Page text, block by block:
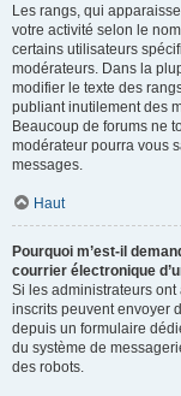
Les rangs, qui
votre activité selon le
certains utilisateurs
modérateurs. Dans la
modifier le texte des
publiant inutilement des
Beaucoup de forums ne
modérateur pourra vous
messages.
Haut
Pourquoi m’est-il
courrier électronique
Si les administrateurs
inscrits peuvent envoyer
depuis un formulaire
du système de
des robots.